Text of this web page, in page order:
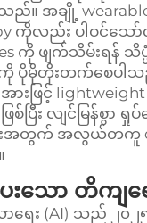
ည်။ အချို့
ကိုလည်း ပါဝင်သော်လ
ကို ဖျက်သိမ်းရန် သိ
ကို ပိုမိုတိုးတက်စေပါသ
ားဖြင့်
ြစ်ပြီး လျင်မြန်စွာ
းအတွက် အလွယ်တကူ
ေးသော တိကျ
ရေး (AI) သည် ၂၀